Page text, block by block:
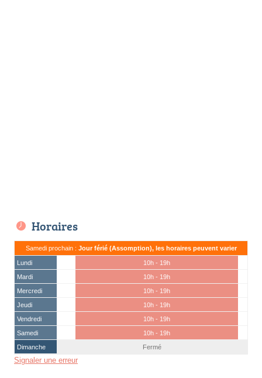
Horaires
Samedi prochain : Jour férié (Assomption), les horaires peuvent varier
Lundi
10h - 19h
Mardi
10h - 19h
Mercredi
10h - 19h
Jeudi
10h - 19h
Vendredi
10h - 19h
Samedi
10h - 19h
Dimanche
Fermé
Signaler une erreur